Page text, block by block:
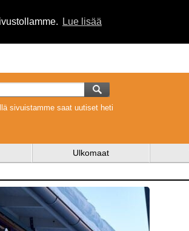
Lue lisää
sivuistamme saat uutiset heti
Ulkomaat